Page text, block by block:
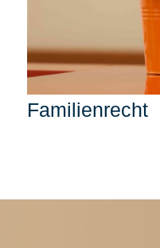
Familienrecht